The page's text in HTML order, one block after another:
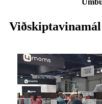
Viðskiptavinamál